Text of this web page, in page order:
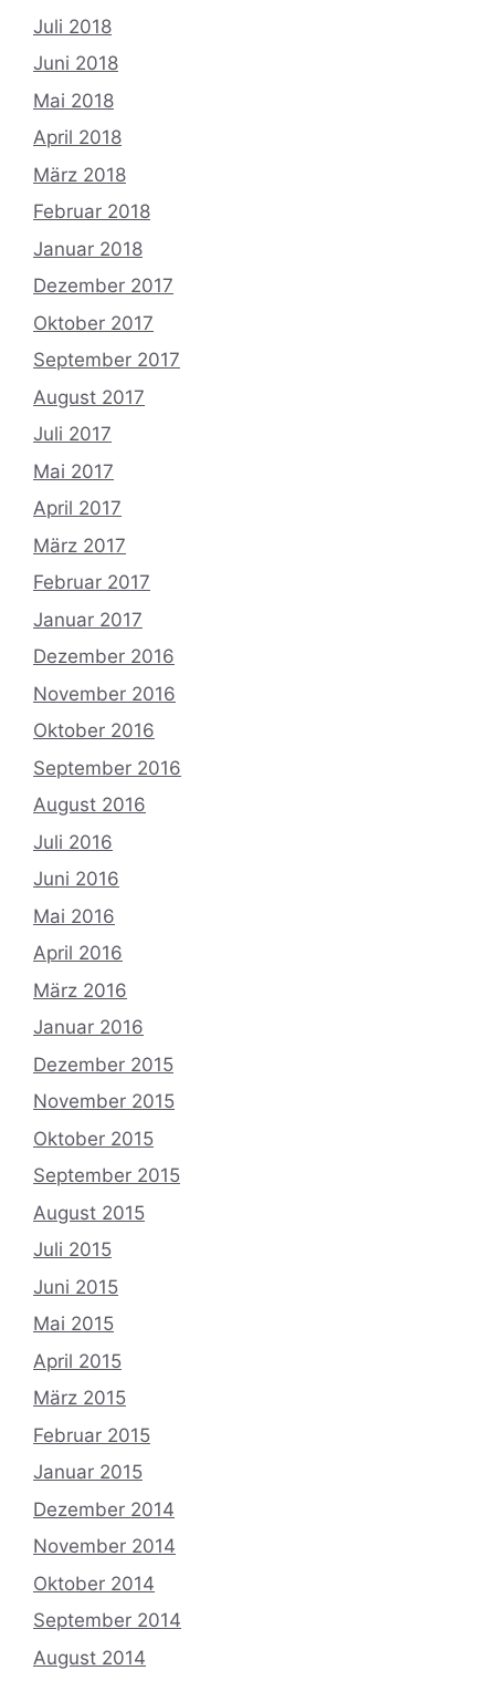
Juli 2018
Juni 2018
Mai 2018
April 2018
März 2018
Februar 2018
Januar 2018
Dezember 2017
Oktober 2017
September 2017
August 2017
Juli 2017
Mai 2017
April 2017
März 2017
Februar 2017
Januar 2017
Dezember 2016
November 2016
Oktober 2016
September 2016
August 2016
Juli 2016
Juni 2016
Mai 2016
April 2016
März 2016
Januar 2016
Dezember 2015
November 2015
Oktober 2015
September 2015
August 2015
Juli 2015
Juni 2015
Mai 2015
April 2015
März 2015
Februar 2015
Januar 2015
Dezember 2014
November 2014
Oktober 2014
September 2014
August 2014